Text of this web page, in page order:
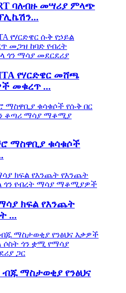
ባለብዙ መሣሪያ ምላጭ
የሃርድዌር መሸጫ
መቁረጥ ...
ማስዋቢያ ቁሳቁሶች
ክፍል የእንጨት
...
ብጁ ማስታወቂያ የንፅህና